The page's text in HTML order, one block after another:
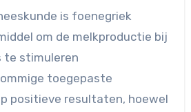
is foenegriek
om de melkproductie bij
te stimuleren
toegepaste
positieve resultaten, hoewel